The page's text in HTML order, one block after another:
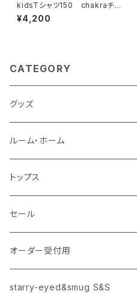
kidsTシャツ150 chakraチャ
クラ コバルトブルー
¥4,200
CATEGORY
グッズ
タッセルgrowキーホルダー
風呂敷
ストール
ポーチ
トートバック
ルーム・ホーム
クッションカバー
エプロン
のれん
パネル
トップス
パーカ
Tシャツ
starry-eyed&smug S&S
ロンT
セール
オーダー受付用
starry-eyed&smug S&S